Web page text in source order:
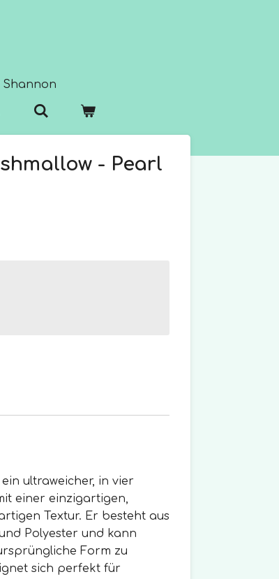
Shannon
- Pearl
ultraweicher, in vier
einer einzigartigen,
Textur. Er besteht aus
Polyester und kann
Form zu
sich perfekt für